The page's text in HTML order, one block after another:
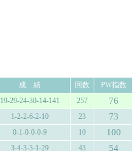
成 績 回数
PW指数
19-29-24-30-14-141 257 76
1-2-2-6-2-10 23 73
0-1-0-0-0-9 10 100
3-4-3-3-1-29 43 54